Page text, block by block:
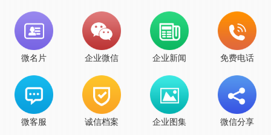
微名片 企业微信 企业新闻 免费电话
微客服 诚信档案 企业图集 微信分享